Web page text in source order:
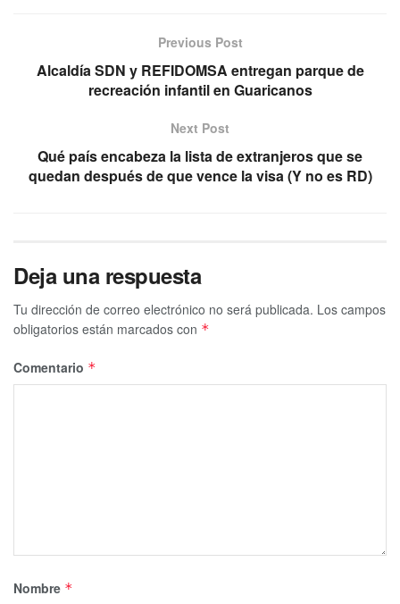
Previous Post
Alcaldía SDN y REFIDOMSA entregan parque de
recreación infantil en Guaricanos
Next Post
Qué país encabeza la lista de extranjeros que se
quedan después de que vence la visa (Y no es RD)
Deja una respuesta
Tu dirección de correo electrónico no será publicada. Los campos
obligatorios están marcados con *
Comentario *
Nombre *